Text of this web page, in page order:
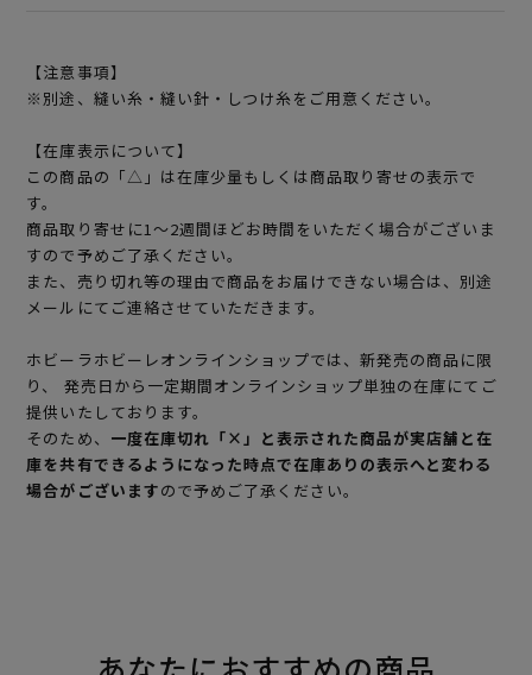
【注意事項】
※別途、縫い糸・縫い針・しつけ糸をご用意ください。
【在庫表示について】
この商品の「△」は在庫少量もしくは商品取り寄せの表示で
す。
商品取り寄せに1～2週間ほどお時間をいただく場合がございま
すので予めご了承ください。
また、売り切れ等の理由で商品をお届けできない場合は、別途
メールにてご連絡させていただきます。
ホビーラホビーレオンラインショップでは、新発売の商品に限
り、 発売日から一定期間オンラインショップ単独の在庫にてご
提供いたしております。
そのため、 一度在庫切れ「×」と表示された商品が実店舗と在
庫を共有できるようになった時点で在庫ありの表示へと変わる
場合がございますので予めご了承ください。